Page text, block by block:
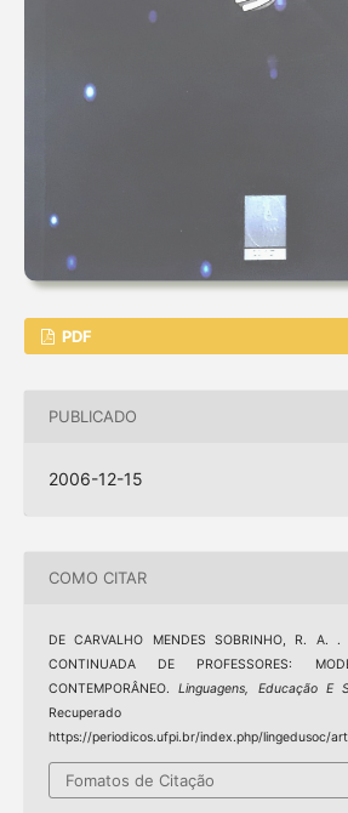
PDF
PUBLICADO
2006-12-15
COMO CITAR
DE CARVALHO MENDES SOBRINHO, R. A.
CONTINUADA DE PROFESSORES:
CONTEMPORÂNEO.Linguagens, Educação E
https://periodicos.ufpi.br/index.php/lingedusoc/
Fomatos de Citação